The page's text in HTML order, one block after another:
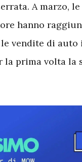
A marzo,
hanno
vendite di auto
la prima volta la